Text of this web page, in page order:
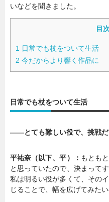
いなどを聞きました。
目次
1 日常でも杖をついて生活
2 今だからより響く作品に
日常でも杖をついて生活
――とても難しい役で、挑戦だ
平祐奈（以下、平）： もとも
と思っていたので、決まって
私は明るい役が多くて、その
じることで、幅を広げてみたい